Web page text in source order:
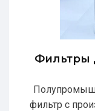
Фильтры
фильтр с